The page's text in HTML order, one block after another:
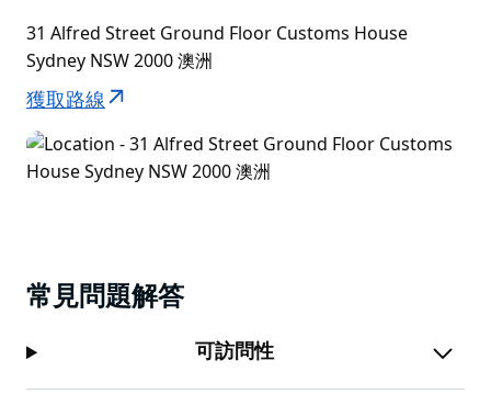
31 Alfred Street Ground Floor Customs House
Sydney NSW 2000 澳洲
獲取路線
常見問題解答
可訪問性